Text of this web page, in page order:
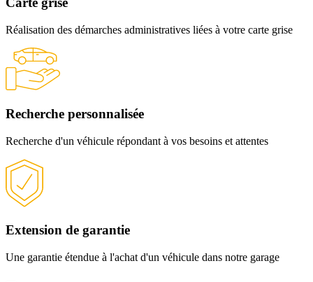
Réalisation des démarches administratives liées à votre carte grise
Recherche personnalisée
Recherche d'un véhicule répondant à vos besoins et attentes
Extension de garantie
Une garantie étendue à l'achat d'un véhicule dans notre garage